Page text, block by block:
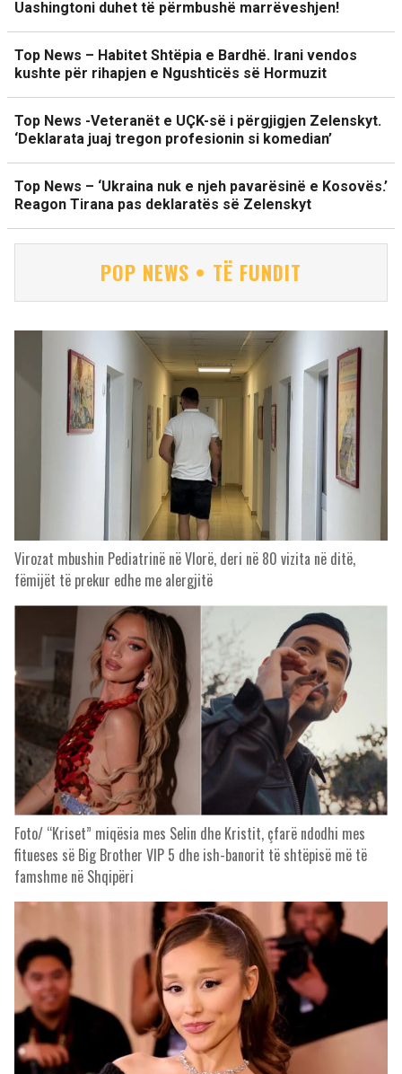
Uashingtoni duhet të përmbushë marrëveshjen!
Top News – Habitet Shtëpia e Bardhë. Irani vendos
kushte për rihapjen e Ngushticës së Hormuzit
Top News -Veteranët e UÇK-së i përgjigjen Zelenskyt.
‘Deklarata juaj tregon profesionin si komedian’
Top News – ‘Ukraina nuk e njeh pavarësinë e Kosovës.’
Reagon Tirana pas deklaratës së Zelenskyt
POP NEWS • TË FUNDIT
Virozat mbushin Pediatrinë në Vlorë, deri në 80 vizita në ditë,
fëmijët të prekur edhe me alergjitë
Foto/ “Kriset” miqësia mes Selin dhe Kristit, çfarë ndodhi mes
fitueses së Big Brother VIP 5 dhe ish-banorit të shtëpisë më të
famshme në Shqipëri